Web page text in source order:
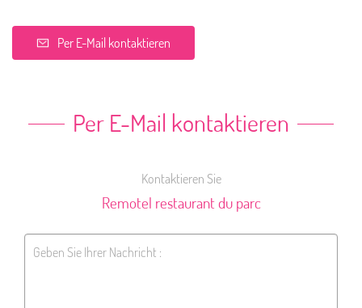
Per E-Mail kontaktieren
Per E-Mail kontaktieren
Kontaktieren Sie
Remotel restaurant du parc